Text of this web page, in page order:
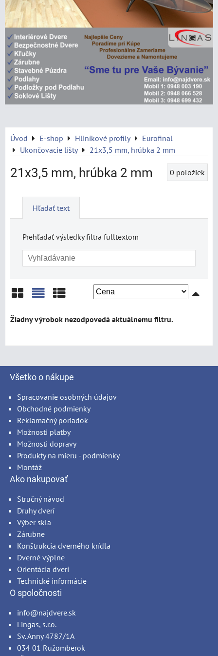
Úvod E-shop Hliníkové profily
Eurofinal
Ukončovacie lišty
21x3,5 mm, hrúbka 2 mm
21x3,5 mm, hrúbka 2 mm 0 položiek
Hľadať text
Prehľadať výsledky filtra fulltextom
Mriežka
Všetko o nákupe
Spracovanie osobných údajov
Obchodné podmienky
Reklamačný poriadok
Možnosti platby
Možnosti dopravy
Produkty na mieru - podmienky
Montáž
Ako nakupovať
Stručný návod
Druhy dverí
Výber skla
Zárubne
Konštrukcia dverného krídla
Dverné výplne
Orientácia dverí
Technické informácie
O spoločnosti
info@najdvere.sk
Lingas, s.r.o.
Sv. Anny 4787/1A
034 01 Ružomberok